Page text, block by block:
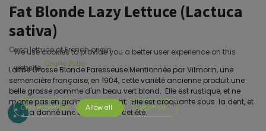
Fat Blonde Lazy Lettuce (Lactuca
sativa)
Crisp lettuce of French origin.
Laitue Grosse Blonde Paresseuse.Mentionnée par Vilmorin, une
semencière française, en 1904, cette variété ancienne produit une
belle grosse pomme d'un beau vert blond. Elle est rustique, et ne
monte pas en graine facilement. Elle est croquante sous la dent, et
nous a donné une belle récolte cet été.
We use cookies to provide you a better user experience on this
website. Cookie Policy
Only essentials Allow all Customize